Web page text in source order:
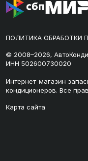
ПОЛИТИКА ОБРАБОТКИ
© 2008–2026,
ИНН 502600730020
Интернет-магазин
кондиционеров. Все
Карта сайта